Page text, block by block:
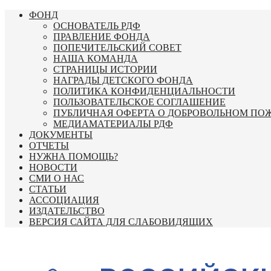
Перейти
содержимому
ФОНД
ОСНОВАТЕЛЬ РДФ
ПРАВЛЕНИЕ ФОНДА
ПОПЕЧИТЕЛЬСКИЙ СОВЕТ
НАША КОМАНДА
СТРАНИЦЫ ИСТОРИИ
НАГРАДЫ ДЕТСКОГО ФОНДА
ПОЛИТИКА КОНФИДЕНЦИАЛЬНОСТИ
ПОЛЬЗОВАТЕЛЬСКОЕ СОГЛАШЕНИЕ
ПУБЛИЧНАЯ ОФЕРТА О ДОБРОВОЛЬНОМ
МЕДИАМАТЕРИАЛЫ РДФ
ДОКУМЕНТЫ
ОТЧЕТЫ
НУЖНА ПОМОЩЬ?
НОВОСТИ
СМИ О НАС
СТАТЬИ
АССОЦИАЦИЯ
ИЗДАТЕЛЬСТВО
ВЕРСИЯ САЙТА ДЛЯ СЛАБОВИДЯЩИХ